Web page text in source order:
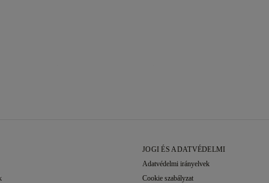
JOGI ÉS ADATVÉDELMI
Adatvédelmi irányelvek
Cookie szabályzat